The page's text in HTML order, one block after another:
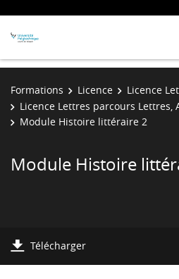
Formations Licence
Licence
Licence Lettres parcours Lettres,
Module Histoire littéraire 2
Module Histoire
Télécharger